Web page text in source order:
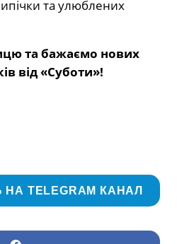
та улюблених
та бажаємо нових
від «Суботи»!
TELEGRAM КАНАЛ